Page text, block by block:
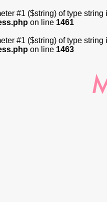
#1 ($string) of type string
on line 1461
#1 ($string) of type string
on line 1463